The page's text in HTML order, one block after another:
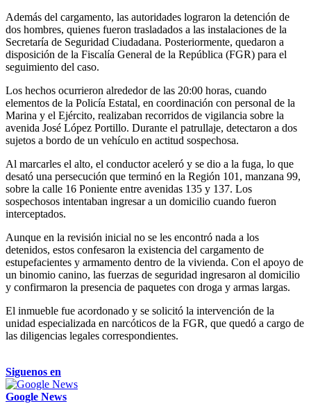
Además del cargamento, las autoridades lograron la detención de
dos hombres, quienes fueron trasladados a las instalaciones de la
Secretaría de Seguridad Ciudadana. Posteriormente, quedaron a
disposición de la Fiscalía General de la República (FGR) para el
seguimiento del caso.
Los hechos ocurrieron alrededor de las 20:00 horas, cuando
elementos de la Policía Estatal, en coordinación con personal de la
Marina y el Ejército, realizaban recorridos de vigilancia sobre la
avenida José López Portillo. Durante el patrullaje, detectaron a dos
sujetos a bordo de un vehículo en actitud sospechosa.
Al marcarles el alto, el conductor aceleró y se dio a la fuga, lo que
desató una persecución que terminó en la Región 101, manzana 99,
sobre la calle 16 Poniente entre avenidas 135 y 137. Los
sospechosos intentaban ingresar a un domicilio cuando fueron
interceptados.
Aunque en la revisión inicial no se les encontró nada a los
detenidos, estos confesaron la existencia del cargamento de
estupefacientes y armamento dentro de la vivienda. Con el apoyo de
un binomio canino, las fuerzas de seguridad ingresaron al domicilio
y confirmaron la presencia de paquetes con droga y armas largas.
El inmueble fue acordonado y se solicitó la intervención de la
unidad especializada en narcóticos de la FGR, que quedó a cargo de
las diligencias legales correspondientes.
Siguenos en
Google News